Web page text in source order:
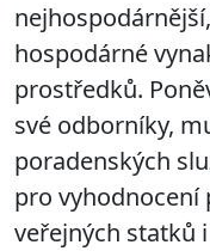
hospodárné
prostředků.
své odborníky,
poradenských
pro vyhodnocení
veřejných statků